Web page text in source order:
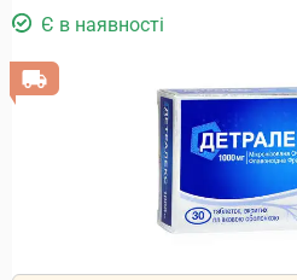
Є в наявності